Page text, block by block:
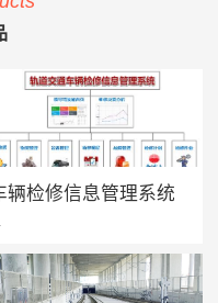
辆检修信息管理系统
案价值 · 提升设备可靠性：